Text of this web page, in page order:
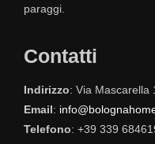
paraggi.
Contatti
Indirizzo: Via Mascarella
Email:
Telefono: +39 339